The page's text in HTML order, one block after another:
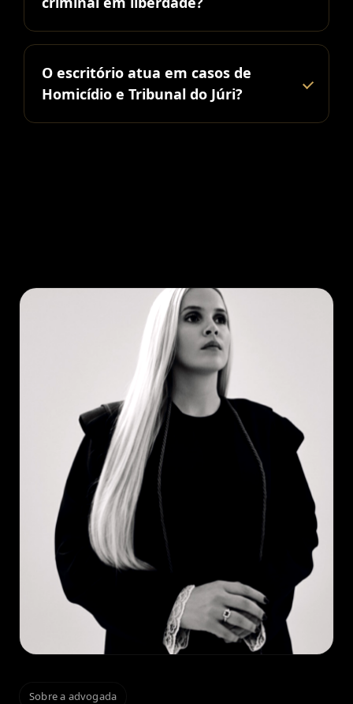
O escritório atua em casos de
Homicídio e Tribunal do Júri?
Sobre a advogada